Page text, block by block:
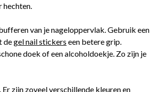
hechten.
van je nageloppervlak. Gebruik een
degel nail stickers een betere grip.
doek of een alcoholdoekje. Zo zijn je
zijn zoveel verschillende kleuren en